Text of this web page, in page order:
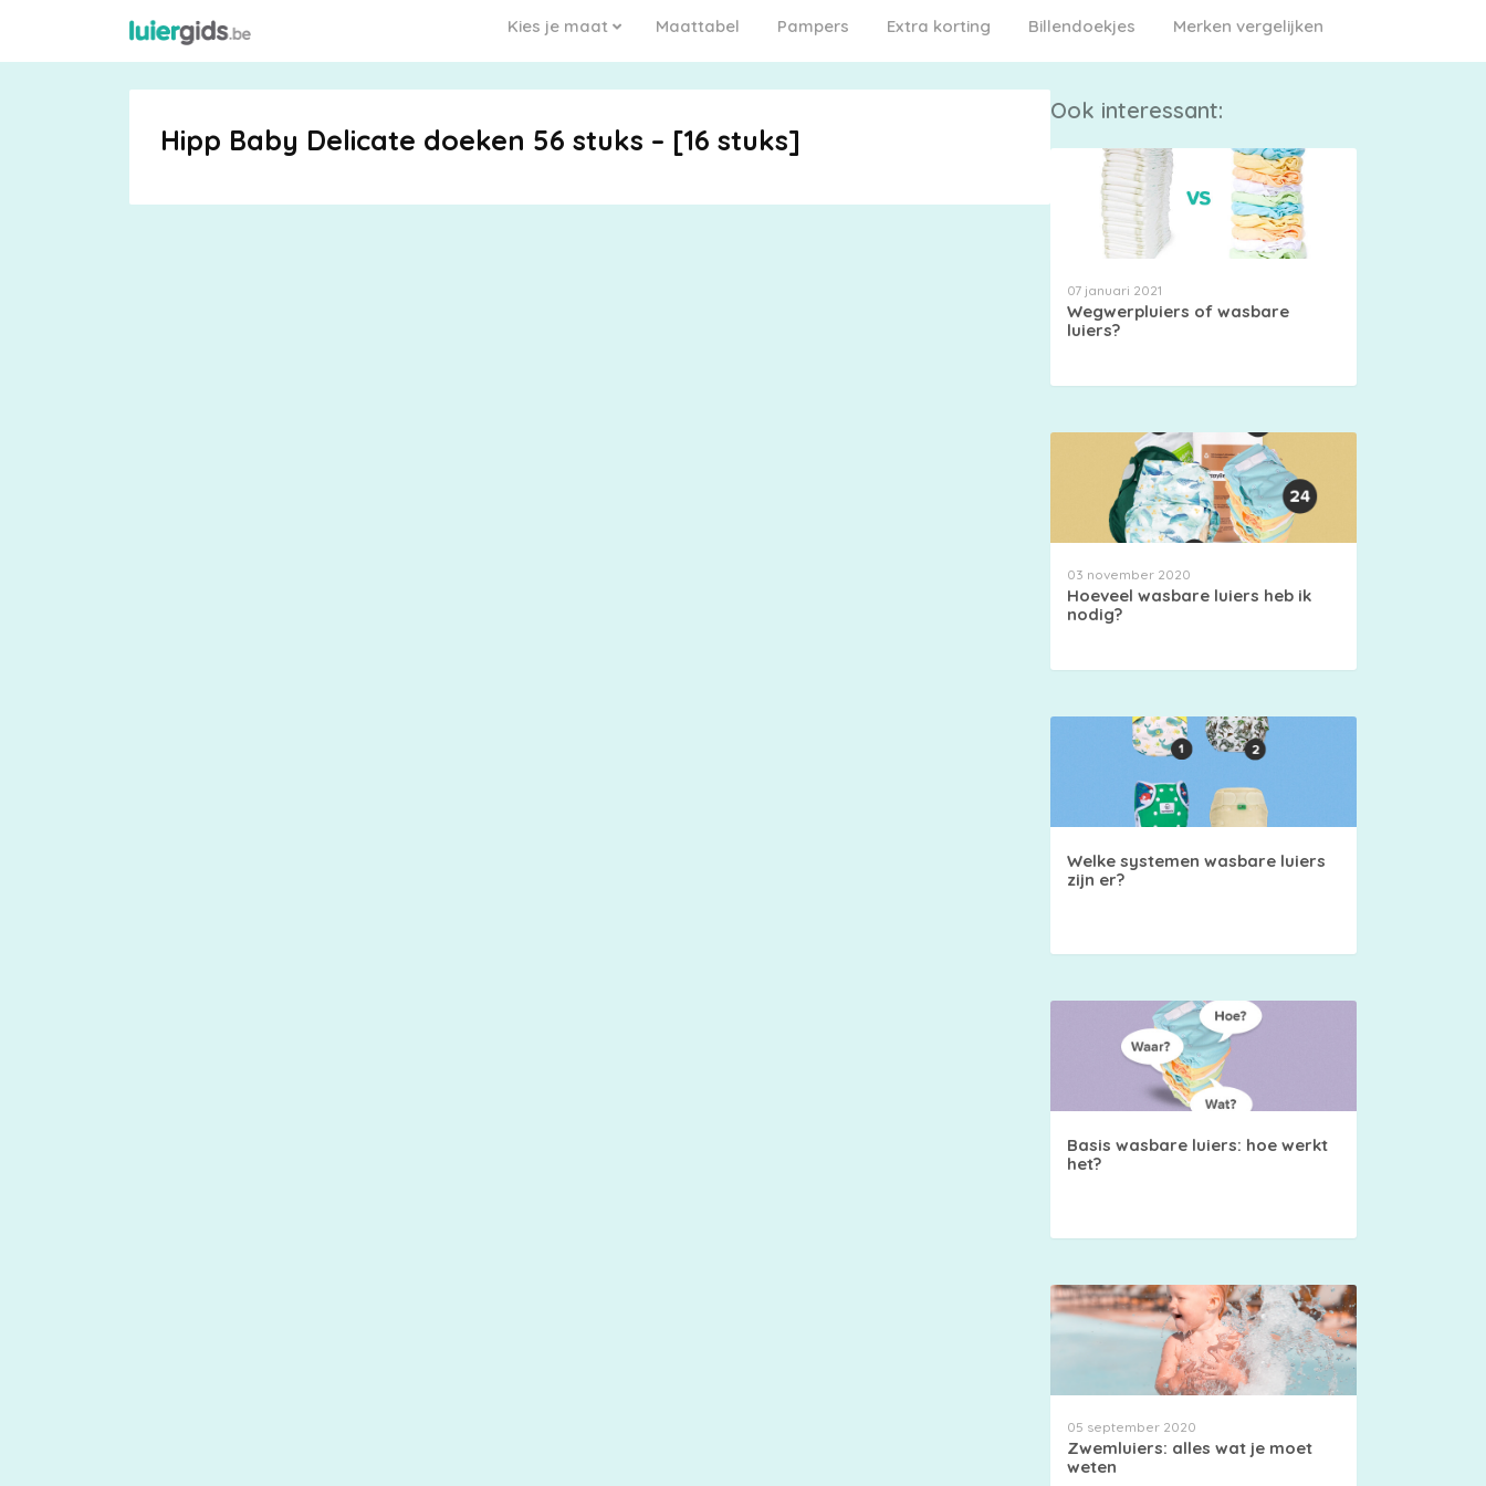
Maattabel
Kies je maat Pampers Extra korting Billendoekjes Merken vergelijken
Hipp Baby Delicate doeken 56 stuks – [16 stuks]
Ook interessant:
07 januari 2021
Wegwerpluiers of wasbare
luiers?
03 november 2020
Hoeveel wasbare luiers heb ik
nodig?
Welke systemen wasbare luiers
zijn er?
Basis wasbare luiers: hoe werkt
het?
05 september 2020
Zwemluiers: alles wat je moet
weten